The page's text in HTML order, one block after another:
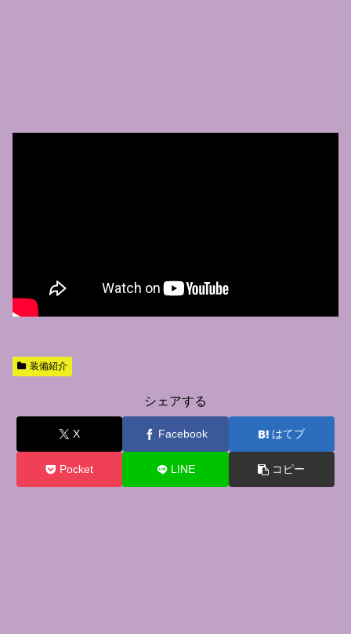
装備紹介
シェアする
X Facebook はてブ
Pocket LINE コピー